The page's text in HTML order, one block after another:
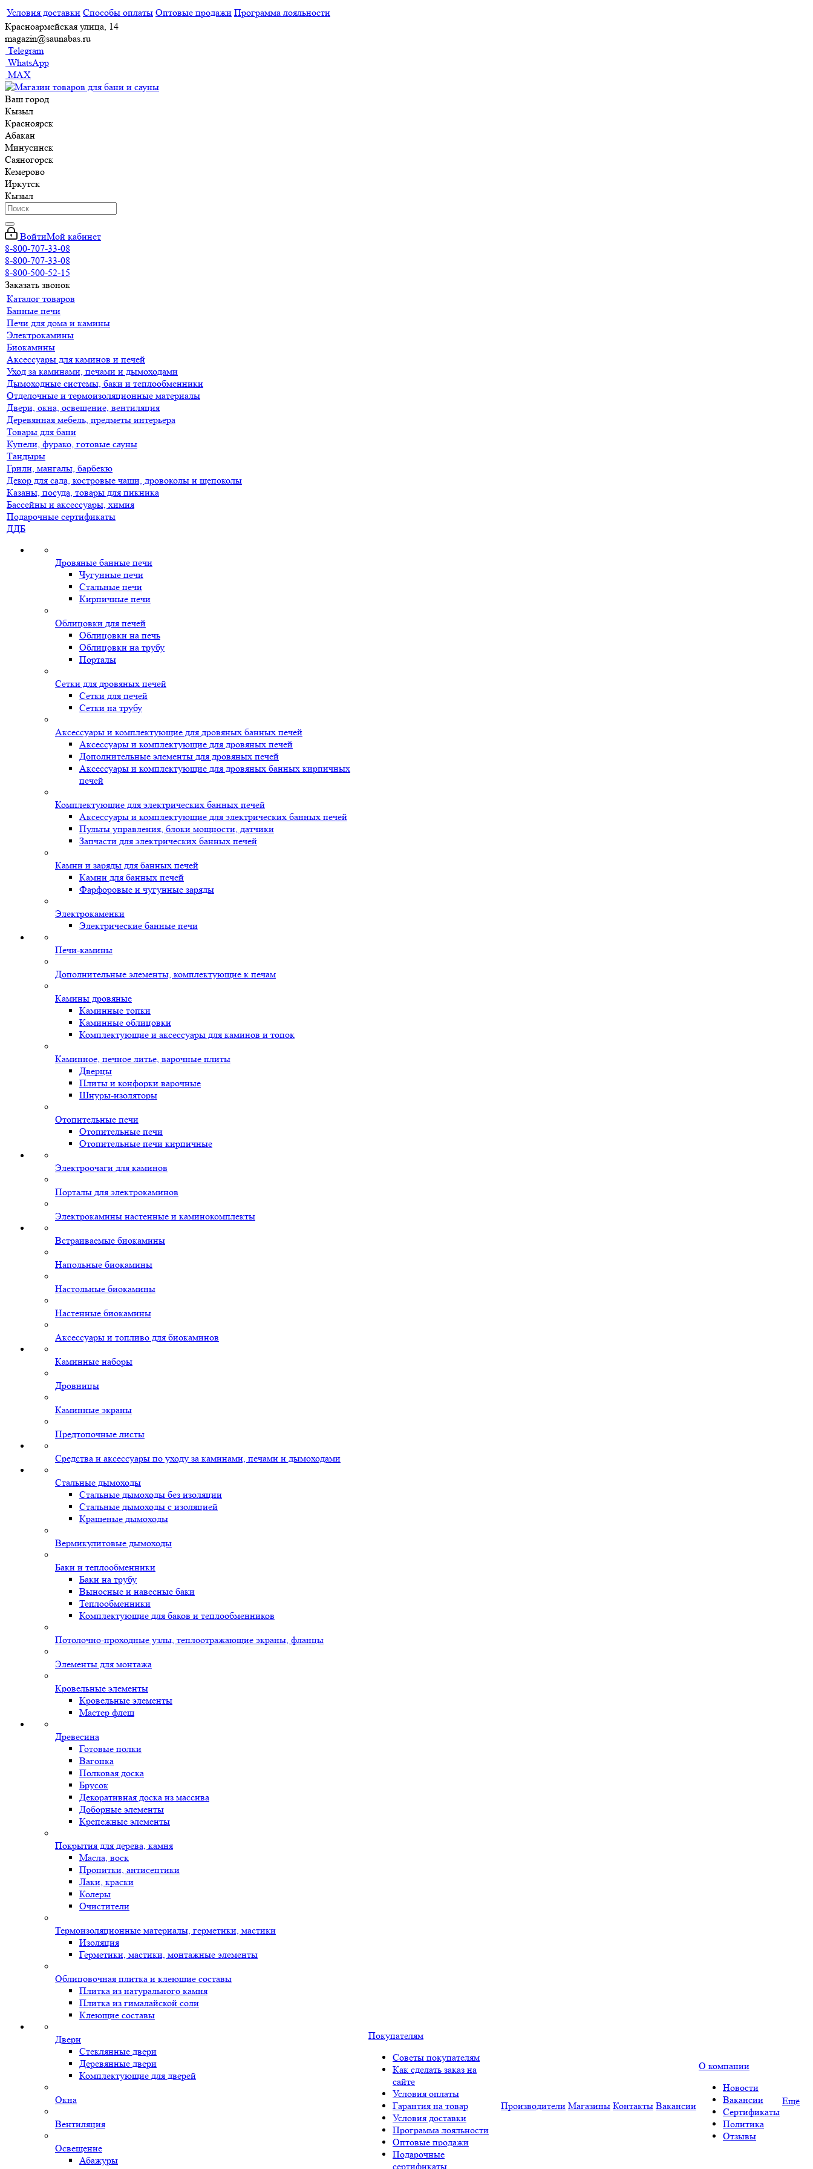
Условия доставки Способы оплаты Оптовые продажи Программа лояльности
Красноармейская улица, 14
magazin@saunabas.ru
Telegram
WhatsApp
MAX
Ваш город
Кызыл
Красноярск
Абакан
Минусинск
Саяногорск
Кемерово
Иркутск
Кызыл
ВойтиМой кабинет
8-800-707-33-08
8-800-707-33-08
8-800-500-52-15
Заказать звонок
Каталог товаров
Банные печи
Печи для дома и камины
Электрокамины
Биокамины
Аксессуары для каминов и печей
Уход за каминами, печами и дымоходами
Дымоходные системы, баки и теплообменники
Отделочные и термоизоляционные материалы
Двери, окна, освещение, вентиляция
Деревянная мебель, предметы интерьера
Товары для бани
Купели, фурако, готовые сауны
Тандыры
Грили, мангалы, барбекю
Декор для сада, костровые чаши, дровоколы и щепоколы
Казаны, посуда, товары для пикника
Бассейны и аксессуары, химия
Подарочные сертификаты
ДДБ
Дровяные банные печи
Чугунные печи
Стальные печи
Кирпичные печи
Облицовки для печей
Облицовки на печь
Облицовки на трубу
Порталы
Сетки для дровяных печей
Сетки для печей
Сетки на трубу
Аксессуары и комплектующие для дровяных банных печей
Аксессуары и комплектующие для дровяных печей
Дополнительные элементы для дровяных печей
Аксессуары и комплектующие для дровяных банных кирпичных
печей
Комплектующие для электрических банных печей
Аксессуары и комплектующие для электрических банных печей
Пульты управления, блоки мощности, датчики
Запчасти для электрических банных печей
Камни и заряды для банных печей
Камни для банных печей
Фарфоровые и чугунные заряды
Электрокаменки
Электрические банные печи
Печи-камины
Дополнительные элементы, комплектующие к печам
Камины дровяные
Каминные топки
Каминные облицовки
Комплектующие и аксессуары для каминов и топок
Каминное, печное литье, варочные плиты
Дверцы
Плиты и конфорки варочные
Шнуры-изоляторы
Отопительные печи
Отопительные печи
Отопительные печи кирпичные
Электроочаги для каминов
Порталы для электрокаминов
Электрокамины настенные и каминокомплекты
Встраиваемые биокамины
Напольные биокамины
Настольные биокамины
Настенные биокамины
Аксессуары и топливо для биокаминов
Каминные наборы
Дровницы
Каминные экраны
Предтопочные листы
Средства и аксессуары по уходу за каминами, печами и дымоходами
Стальные дымоходы
Стальные дымоходы без изоляции
Стальные дымоходы с изоляцией
Крашеные дымоходы
Вермикулитовые дымоходы
Баки и теплообменники
Баки на трубу
Выносные и навесные баки
Теплообменники
Комплектующие для баков и теплообменников
Потолочно-проходные узлы, теплоотражающие экраны, фланцы
Элементы для монтажа
Кровельные элементы
Кровельные элементы
Мастер флеш
Древесина
Готовые полки
Вагонка
Полковая доска
Брусок
Декоративная доска из массива
Доборные элементы
Крепежные элементы
Покрытия для дерева, камня
Масла, воск
Пропитки, антисептики
Лаки, краски
Колеры
Очистители
Термоизоляционные материалы, герметики, мастики
Изоляция
Герметики, мастики, монтажные элементы
Облицовочная плитка и клеющие составы
Плитка из натурального камня
Плитка из гималайской соли
Клеющие составы
Двери
Стеклянные двери
Деревянные двери
Комплектующие для дверей
Окна
Вентиляция
Освещение
Абажуры
Покупателям
Советы покупателям
Как сделать заказ на
сайте
Условия оплаты
Гарантия на товар
Условия доставки
Программа лояльности
Оптовые продажи
Подарочные
сертификаты
Производители Магазины Контакты Вакансии
О компании
Новости
Вакансии
Сертификаты
Политика
Отзывы
Ещё